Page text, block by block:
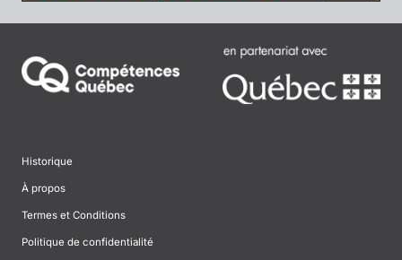
Historique
À propos
Termes et Conditions
Politique de confidentialité